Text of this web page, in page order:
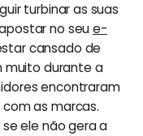
turbinar as suas
no seue-
cansado de
muito durante a
encontraram
as marcas.
ele não gera a